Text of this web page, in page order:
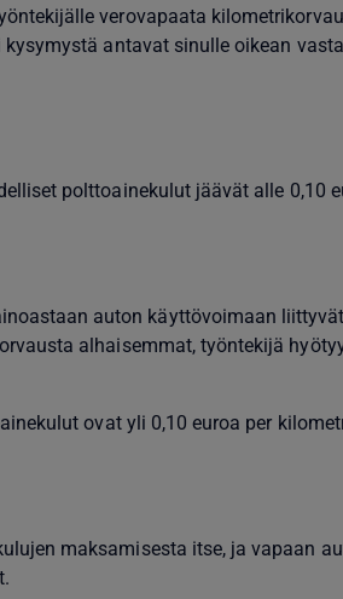
verovapaata
antavat sinulle oikean
polttoainekulut jäävät alle 0,10
auton käyttövoimaan
alhaisemmat, työntekijä
ovat yli 0,10 euroa per
maksamisesta itse, ja vapaan